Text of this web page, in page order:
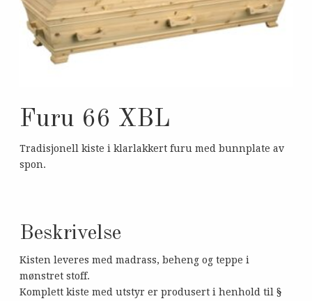
Furu 66 XBL
Tradisjonell kiste i klarlakkert furu med bunnplate av
spon.
Beskrivelse
Kisten leveres med madrass, beheng og teppe i
mønstret stoff.
Komplett kiste med utstyr er produsert i henhold til §